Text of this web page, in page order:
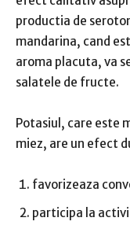
productia de
mandarina, cand
aroma placuta, va
salatele de fructe.
Potasiul, care este
miez, are un efect
favorizeaza
participa la